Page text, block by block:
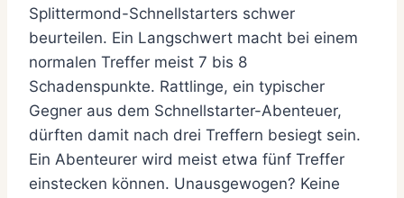
Splittermond-Schnellstarters schwer
beurteilen. Ein Langschwert macht bei einem
normalen Treffer meist 7 bis 8
Schadenspunkte. Rattlinge, ein typischer
Gegner aus dem Schnellstarter-Abenteuer,
dürften damit nach drei Treffern besiegt sein.
Ein Abenteurer wird meist etwa fünf Treffer
einstecken können. Unausgewogen? Keine